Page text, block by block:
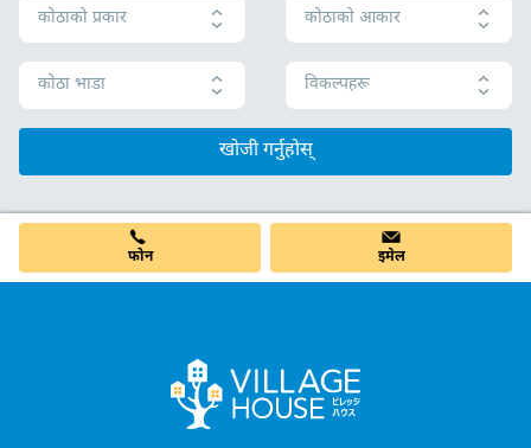
कोठाको प्रकार कोठाको आकार
कोठा भाडा विकल्पहरू
खोजी गर्नुहोस्
फोन इमेल